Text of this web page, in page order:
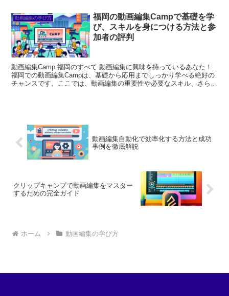
動画編集の学び方
福岡の動画編集Campで基礎を学
び、スキルを身につける方法と参
加者の評判
動画編集Camp 福岡のすべて 動画編集に興味を持っているあなた！
福岡での動画編集Campは、基礎から応用までしっかり学べる絶好の
チャンスです。ここでは、動画編集の重要性や必要なスキル、さらに
動画編集自動化で効率化する方法と成功
事例を徹底解説
クリップキャンプで動画編集をマスター
するための完全ガイド
ホーム 動画編集の学び方